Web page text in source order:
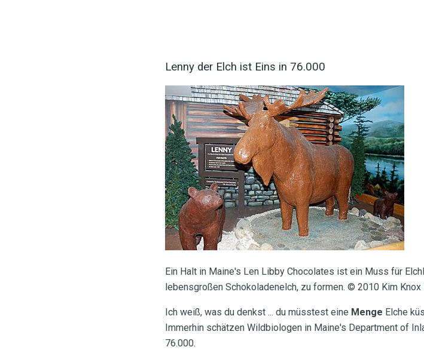
Lenny der Elch ist Eins in 76.000
Ein Halt in Maine's Len Libby Chocolates ist ein Muss für
lebensgroßen Schokoladenelch, zu formen. © 2010 Kim Knox
Ich weiß, was du denkst ... du müsstest eine Menge Elche
Immerhin schätzen Wildbiologen in Maine's Department of
76.000.